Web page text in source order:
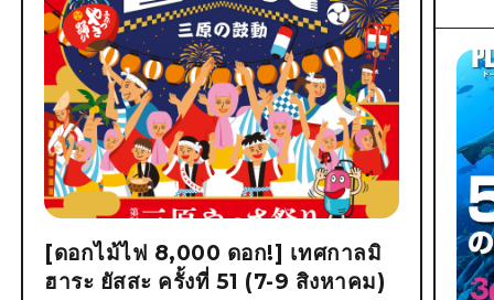
[ดอกไม้ไฟ 8,000 ดอก!] เทศกาลมิ
ฮาระ ยัสสะ ครั้งที่ 51 (7-9 สิงหาคม)